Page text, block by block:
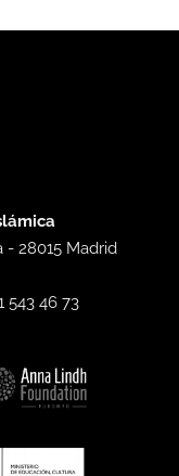
-28015 Madrid
543 46 73